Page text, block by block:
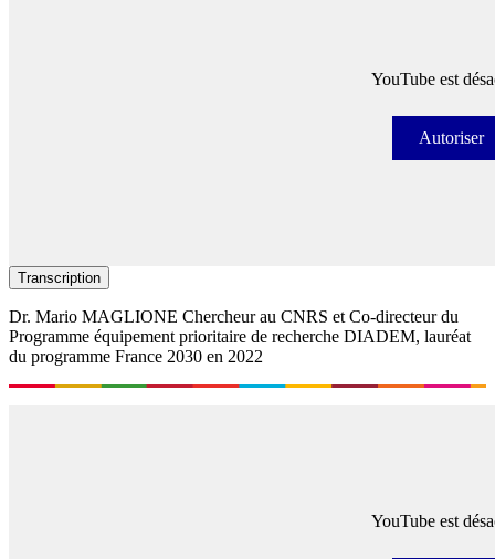
YouTube est
Autoriser
Transcription
Dr. Mario MAGLIONE Chercheur au CNRS et Co-directeur du
Programme équipement prioritaire de recherche DIADEM, lauréat
du programme France 2030 en 2022
YouTube est